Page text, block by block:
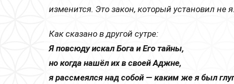
изменится. Это закон, который установил не я.
Как сказано в другой сутре:
Я повсюду искал Бога и Его тайны,
но когда нашёл их в своей Аджне,
я рассмеялся над собой — каким же я был